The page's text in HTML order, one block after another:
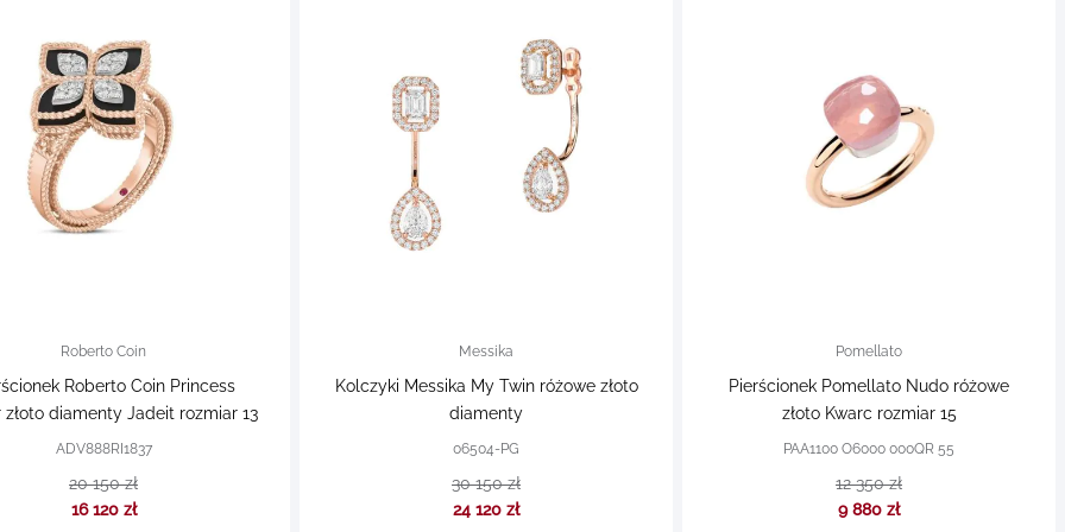
Roberto Coin
Roberto Coin Princess
złoto diamenty Jadeit rozmiar 13
ADV888RI1837
20 150 zł
16 120 zł
Messika
Kolczyki Messika My Twin różowe złoto
diamenty
06504-PG
30 150 zł
24 120 zł
Pomellato
Pierścionek Pomellato Nudo różowe
złoto Kwarc rozmiar 15
PAA1100 O6000 000QR 55
12 350 zł
9 880 zł